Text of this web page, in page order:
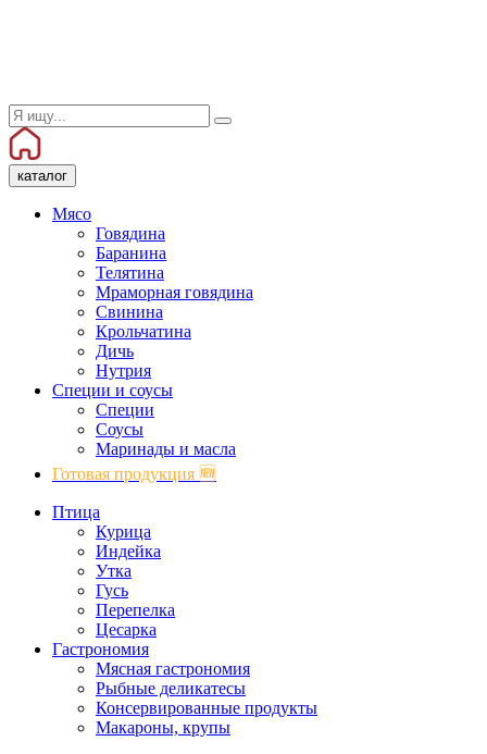
каталог
Мясо
Говядина
Баранина
Телятина
Мраморная говядина
Свинина
Крольчатина
Дичь
Нутрия
Специи и соусы
Специи
Соусы
Маринады и масла
Готовая продукция 🆕
Птица
Курица
Индейка
Утка
Гусь
Перепелка
Цесарка
Гастрономия
Мясная гастрономия
Рыбные деликатесы
Консервированные продукты
Макароны, крупы